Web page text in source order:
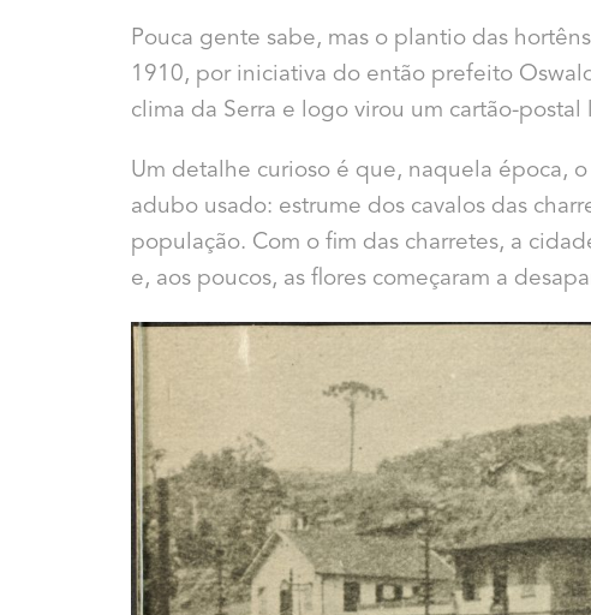
Pouca gente sabe, mas o plantio das
1910, por iniciativa do então prefeito
clima da Serra e logo virou um cartão-postal
Um detalhe curioso é que, naquela época,
adubo usado: estrume dos cavalos das
população. Com o fim das charretes, a
e, aos poucos, as flores começaram a